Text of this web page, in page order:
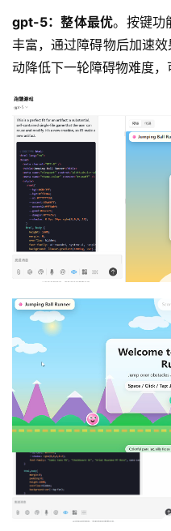
gpt-5：整体最优。按键功
丰富，通过障碍物后加速
动降低下一轮障碍物难度，
00:00 / 00:27
o3：基本实现。运行较流
00:00 / 00:19